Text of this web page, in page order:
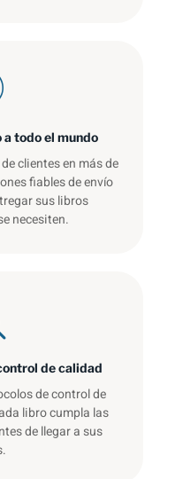
a todo el mundo
clientes en más de
fiables de envío
sus libros
necesiten.
de calidad
de control de
libro cumpla las
de llegar a sus